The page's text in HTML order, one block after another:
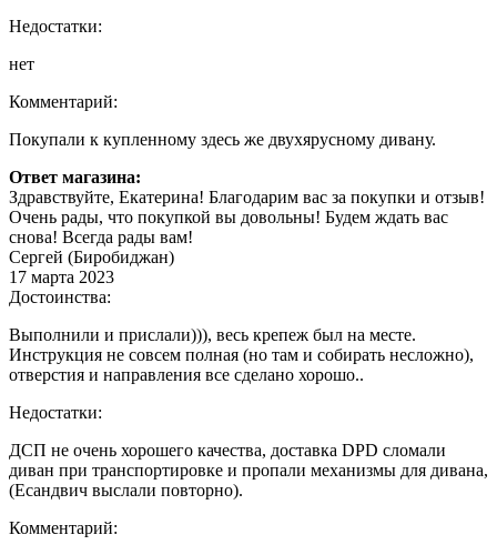
Недостатки:
нет
Комментарий:
Покупали к купленному здесь же двухярусному дивану.
Ответ магазина:
Здравствуйте, Екатерина! Благодарим вас за покупки и отзыв!
Очень рады, что покупкой вы довольны! Будем ждать вас
снова! Всегда рады вам!
Сергей (Биробиджан)
17 марта 2023
Достоинства:
Выполнили и прислали))), весь крепеж был на месте.
Инструкция не совсем полная (но там и собирать несложно),
отверстия и направления все сделано хорошо..
Недостатки:
ДСП не очень хорошего качества, доставка DPD сломали
диван при транспортировке и пропали механизмы для дивана,
(Есандвич выслали повторно).
Комментарий: